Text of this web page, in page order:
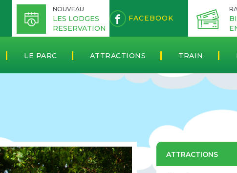
FACEBOOK
NOUVEAU
LES LODGES
RESERVATION
LE PARC ATTRACTIONS TRAIN
ATTRACTIONS